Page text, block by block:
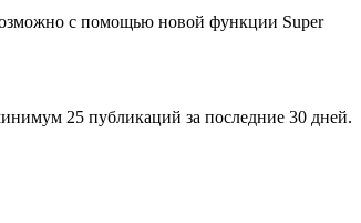
с помощью новой функции Super
25 публикаций за последние 30 дней.